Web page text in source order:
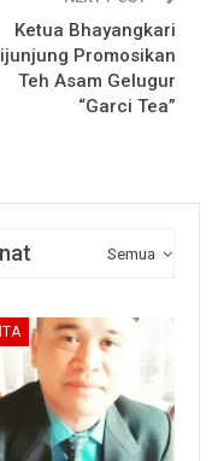
Ketua Bhayangkari
Promosikan
Teh Asam Gelugur
“Garci Tea”
Semua